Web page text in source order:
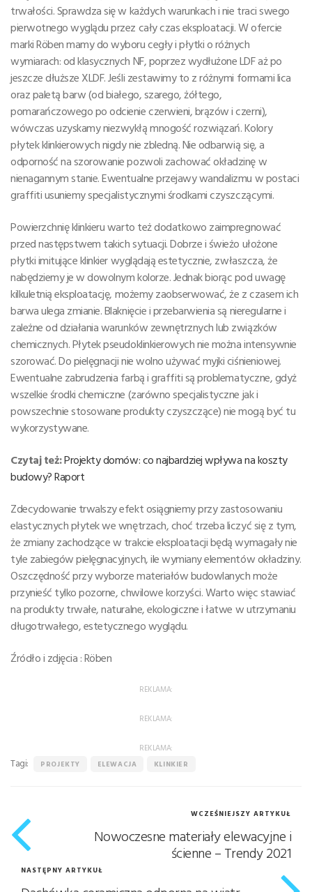
trwałości. Sprawdza się w każdych warunkach i nie traci swego
pierwotnego wyglądu przez cały czas eksploatacji. W ofercie
marki Röben mamy do wyboru cegły i płytki o różnych
wymiarach: od klasycznych NF, poprzez wydłużone LDF aż po
jeszcze dłuższe XLDF. Jeśli zestawimy to z różnymi formami lica
oraz paletą barw (od białego, szarego, żółtego,
pomarańczowego po odcienie czerwieni, brązów i czerni),
wówczas uzyskamy niezwykłą mnogość rozwiązań. Kolory
płytek klinkierowych nigdy nie zbledną. Nie odbarwią się, a
odporność na szorowanie pozwoli zachować okładzinę w
nienagannym stanie. Ewentualne przejawy wandalizmu w postaci
graffiti usuniemy specjalistycznymi środkami czyszczącymi.
Powierzchnię klinkieru warto też dodatkowo zaimpregnować
przed następstwem takich sytuacji. Dobrze i świeżo ułożone
płytki imitujące klinkier wyglądają estetycznie, zwłaszcza, że
nabędziemy je w dowolnym kolorze. Jednak biorąc pod uwagę
kilkuletnią eksploatację, możemy zaobserwować, że z czasem ich
barwa ulega zmianie. Blaknięcie i przebarwienia są nieregularne i
zależne od działania warunków zewnętrznych lub związków
chemicznych. Płytek pseudoklinkierowych nie można intensywnie
szorować. Do pielęgnacji nie wolno używać myjki ciśnieniowej.
Ewentualne zabrudzenia farbą i graffiti są problematyczne, gdyż
wszelkie środki chemiczne (zarówno specjalistyczne jak i
powszechnie stosowane produkty czyszczące) nie mogą być tu
wykorzystywane.
Czytaj też:Projekty domów: co najbardziej wpływa na koszty
budowy? Raport
Zdecydowanie trwalszy efekt osiągniemy przy zastosowaniu
elastycznych płytek we wnętrzach, choć trzeba liczyć się z tym,
że zmiany zachodzące w trakcie eksploatacji będą wymagały nie
tyle zabiegów pielęgnacyjnych, ile wymiany elementów okładziny.
Oszczędność przy wyborze materiałów budowlanych może
przynieść tylko pozorne, chwilowe korzyści. Warto więc stawiać
na produkty trwałe, naturalne, ekologiczne i łatwe w utrzymaniu
długotrwałego, estetycznego wyglądu.
Źródło i zdjęcia : Röben
REKLAMA:
REKLAMA:
REKLAMA:
Tagi: PROJEKTY ELEWACJA KLINKIER
WCZEŚNIEJSZY ARTYKUŁ
Nowoczesne materiały elewacyjne i
ścienne – Trendy 2021
NASTĘPNY ARTYKUŁ